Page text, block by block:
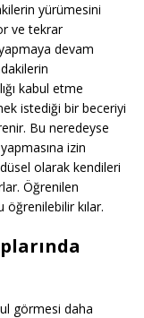
yürümesini
ve tekrar
devam
kabul etme
istediği bir beceriyi
Bu neredeyse
izin
olarak kendileri
Öğrenilen
kılar.
görmesi daha